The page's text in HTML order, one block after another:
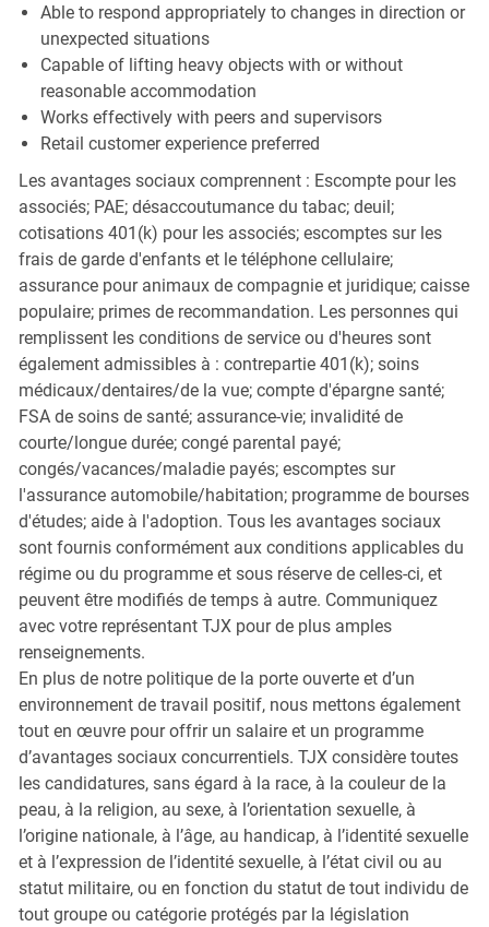
Able to respond appropriately to changes in direction or
unexpected situations
Capable of lifting heavy objects with or without
reasonable accommodation
Works effectively with peers and supervisors
Retail customer experience preferred
Les avantages sociaux comprennent : Escompte pour les
associés; PAE; désaccoutumance du tabac; deuil;
cotisations 401(k) pour les associés; escomptes sur les
frais de garde d'enfants et le téléphone cellulaire;
assurance pour animaux de compagnie et juridique; caisse
populaire; primes de recommandation. Les personnes qui
remplissent les conditions de service ou d'heures sont
également admissibles à : contrepartie 401(k); soins
médicaux/dentaires/de la vue; compte d'épargne santé;
FSA de soins de santé; assurance-vie; invalidité de
courte/longue durée; congé parental payé;
congés/vacances/maladie payés; escomptes sur
l'assurance automobile/habitation; programme de bourses
d'études; aide à l'adoption. Tous les avantages sociaux
sont fournis conformément aux conditions applicables du
régime ou du programme et sous réserve de celles-ci, et
peuvent être modifiés de temps à autre. Communiquez
avec votre représentant TJX pour de plus amples
renseignements.
En plus de notre politique de la porte ouverte et d’un
environnement de travail positif, nous mettons également
tout en œuvre pour offrir un salaire et un programme
d’avantages sociaux concurrentiels. TJX considère toutes
les candidatures, sans égard à la race, à la couleur de la
peau, à la religion, au sexe, à l’orientation sexuelle, à
l’origine nationale, à l’âge, au handicap, à l’identité sexuelle
et à l’expression de l’identité sexuelle, à l’état civil ou au
statut militaire, ou en fonction du statut de tout individu de
tout groupe ou catégorie protégés par la législation